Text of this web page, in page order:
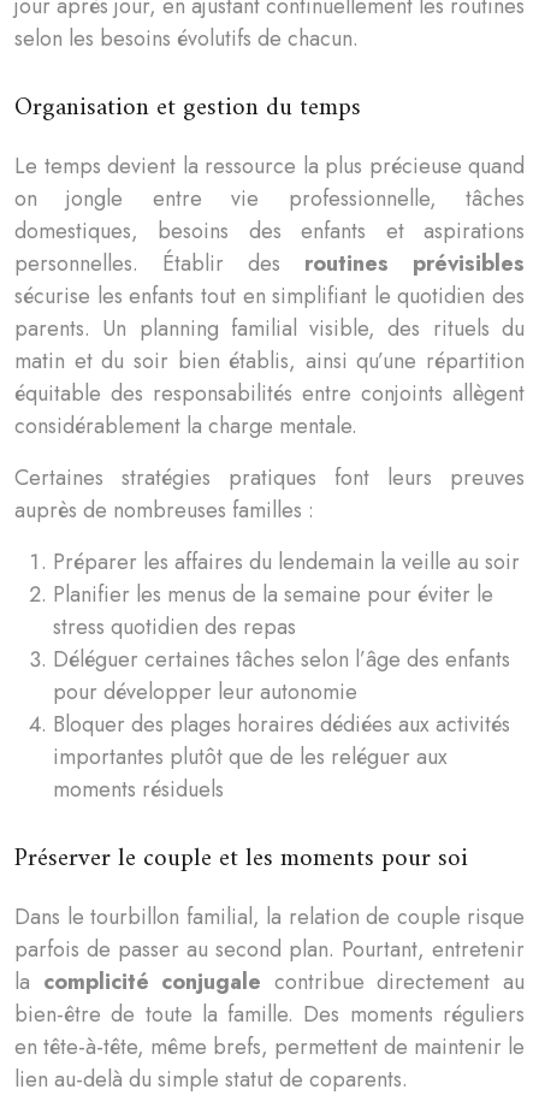
selon les besoins évolutifs de chacun.
Organisation et gestion du temps
Le temps devient la ressource la plus précieuse quand
on jongle entre vie professionnelle, tâches
domestiques, besoins des enfants et aspirations
personnelles. Établir des routines prévisibles
sécurise les enfants tout en simplifiant le quotidien des
parents. Un planning familial visible, des rituels du
matin et du soir bien établis, ainsi qu’une répartition
équitable des responsabilités entre conjoints allègent
considérablement la charge mentale.
Certaines stratégies pratiques font leurs preuves
auprès de nombreuses familles :
Préparer les affaires du lendemain la veille au soir
Planifier les menus de la semaine pour éviter le
stress quotidien des repas
Déléguer certaines tâches selon l’âge des enfants
pour développer leur autonomie
Bloquer des plages horaires dédiées aux activités
importantes plutôt que de les reléguer aux
moments résiduels
Préserver le couple et les moments pour soi
Dans le tourbillon familial, la relation de couple risque
parfois de passer au second plan. Pourtant, entretenir
la complicité conjugale contribue directement au
bien-être de toute la famille. Des moments réguliers
en tête-à-tête, même brefs, permettent de maintenir le
lien au-delà du simple statut de coparents.